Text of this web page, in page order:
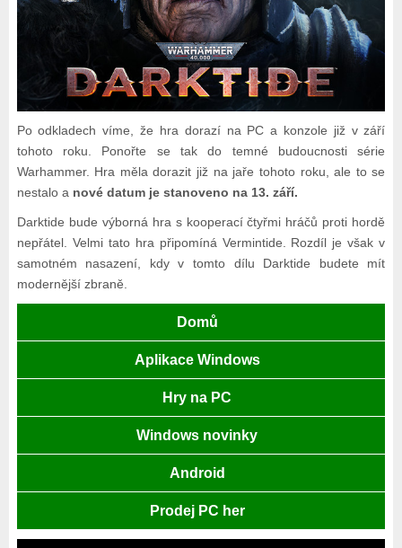
Po odkladech víme, že hra dorazí na PC a konzole již v září
tohoto roku. Ponořte se tak do temné budoucnosti série
Warhammer. Hra měla dorazit již na jaře tohoto roku, ale to se
nestalo a nové datum je stanoveno na 13. září.
Darktide bude výborná hra s kooperací čtyřmi hráčů proti hordě
nepřátel. Velmi tato hra připomíná Vermintide. Rozdíl je však v
samotném nasazení, kdy v tomto dílu Darktide budete mít
modernější zbraně.
Domů
Aplikace Windows
Hry na PC
Windows novinky
Android
Prodej PC her